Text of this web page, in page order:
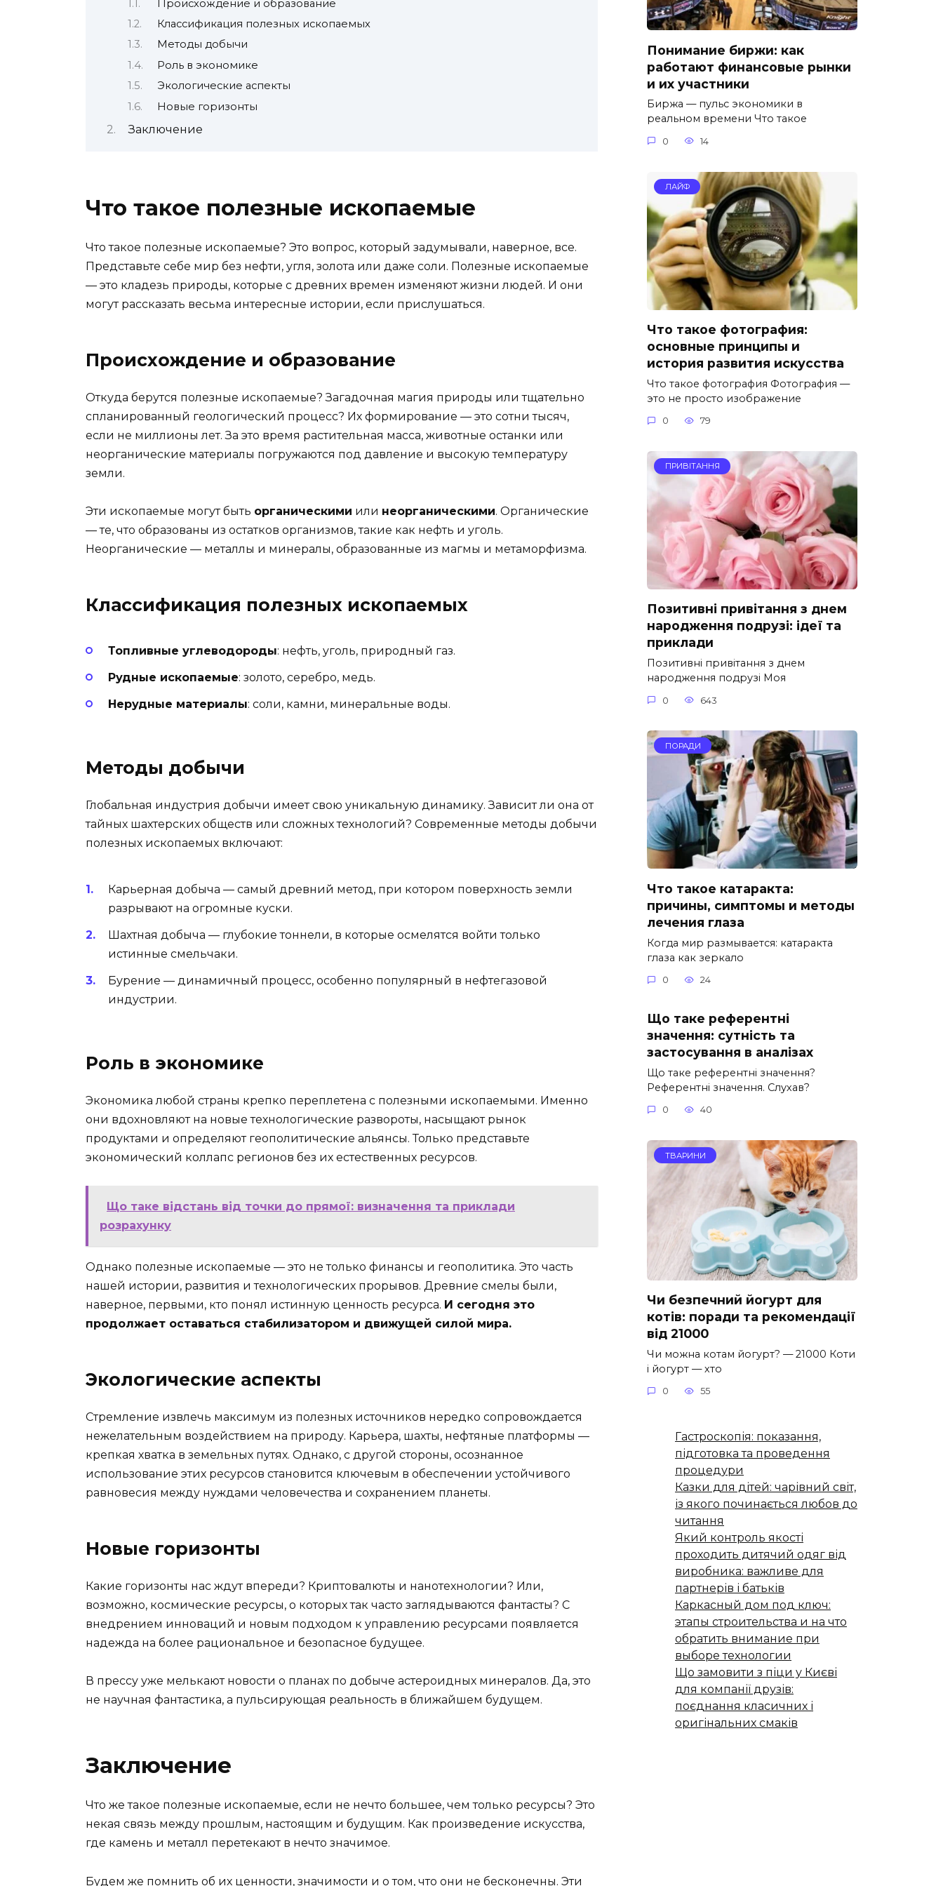
Происхождение и образование
Классификация полезных ископаемых
Методы добычи
Роль в экономике
Экологические аспекты
Новые горизонты
Заключение
Что такое полезные ископаемые
Что такое полезные ископаемые? Это вопрос, который задумывали, наверное, все.
Представьте себе мир без нефти, угля, золота или даже соли. Полезные ископаемые
— это кладезь природы, которые с древних времен изменяют жизни людей. И они
могут рассказать весьма интересные истории, если прислушаться.
Происхождение и образование
Откуда берутся полезные ископаемые? Загадочная магия природы или тщательно
спланированный геологический процесс? Их формирование — это сотни тысяч,
если не миллионы лет. За это время растительная масса, животные останки или
неорганические материалы погружаются под давление и высокую температуру
земли.
Эти ископаемые могут быть органическими или неорганическими. Органические
— те, что образованы из остатков организмов, такие как нефть и уголь.
Неорганические — металлы и минералы, образованные из магмы и метаморфизма.
Классификация полезных ископаемых
Топливные углеводороды: нефть, уголь, природный газ.
Рудные ископаемые: золото, серебро, медь.
Нерудные материалы: соли, камни, минеральные воды.
Методы добычи
Глобальная индустрия добычи имеет свою уникальную динамику. Зависит ли она от
тайных шахтерских обществ или сложных технологий? Современные методы добычи
полезных ископаемых включают:
Карьерная добыча — самый древний метод, при котором поверхность земли
разрывают на огромные куски.
Шахтная добыча — глубокие тоннели, в которые осмелятся войти только
истинные смельчаки.
Бурение — динамичный процесс, особенно популярный в нефтегазовой
индустрии.
Роль в экономике
Экономика любой страны крепко переплетена с полезными ископаемыми. Именно
они вдохновляют на новые технологические развороты, насыщают рынок
продуктами и определяют геополитические альянсы. Только представьте
экономический коллапс регионов без их естественных ресурсов.
Що таке відстань від точки до прямої: визначення та приклади
розрахунку
Однако полезные ископаемые — это не только финансы и геополитика. Это часть
нашей истории, развития и технологических прорывов. Древние смелы были,
наверное, первыми, кто понял истинную ценность ресурса. И сегодня это
продолжает оставаться стабилизатором и движущей силой мира.
Экологические аспекты
Стремление извлечь максимум из полезных источников нередко сопровождается
нежелательным воздействием на природу. Карьера, шахты, нефтяные платформы —
крепкая хватка в земельных путях. Однако, с другой стороны, осознанное
использование этих ресурсов становится ключевым в обеспечении устойчивого
равновесия между нуждами человечества и сохранением планеты.
Новые горизонты
Какие горизонты нас ждут впереди? Криптовалюты и нанотехнологии? Или,
возможно, космические ресурсы, о которых так часто заглядываются фантасты? С
внедрением инноваций и новым подходом к управлению ресурсами появляется
надежда на более рациональное и безопасное будущее.
В прессу уже мелькают новости о планах по добыче астероидных минералов. Да, это
не научная фантастика, а пульсирующая реальность в ближайшем будущем.
Заключение
Что же такое полезные ископаемые, если не нечто большее, чем только ресурсы? Это
некая связь между прошлым, настоящим и будущим. Как произведение искусства,
где камень и металл перетекают в нечто значимое.
Будем же помнить об их ценности, значимости и о том, что они не бесконечны. Эти
Понимание биржи: как
работают финансовые рынки
и их участники
Биржа — пульс экономики в
реальном времени Что такое
0 14
ЛАЙФ
Что такое фотография:
основные принципы и
история развития искусства
Что такое фотография Фотография —
это не просто изображение
0 79
ПРИВІТАННЯ
Позитивні привітання з днем
народження подрузі: ідеї та
приклади
Позитивні привітання з днем
народження подрузі Моя
0 643
ПОРАДИ
Что такое катаракта:
причины, симптомы и методы
лечения глаза
Когда мир размывается: катаракта
глаза как зеркало
0 24
Що таке референтні
значення: сутність та
застосування в аналізах
Що таке референтні значення?
Референтні значення. Слухав?
0 40
ТВАРИНИ
Чи безпечний йогурт для
котів: поради та рекомендації
від 21000
Чи можна котам йогурт? — 21000 Коти
і йогурт — хто
0 55
Гастроскопія: показання,
підготовка та проведення
процедури
Казки для дітей: чарівний світ,
із якого починається любов до
читання
Який контроль якості
проходить дитячий одяг від
виробника: важливе для
партнерів і батьків
Каркасный дом под ключ:
этапы строительства и на что
обратить внимание при
выборе технологии
Що замовити з піци у Києві
для компанії друзів:
поєднання класичних і
оригінальних смаків